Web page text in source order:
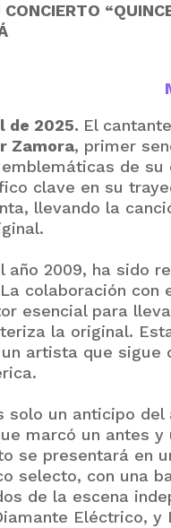
de 2025. El
Zamora, primer
de
clave en su
llevando la
año 2009, ha sido
colaboración
esencial para
la original.
artista que
solo un anticipo
marcó un antes
se presentará en
selecto, con una
de la escena
Eléctrico,